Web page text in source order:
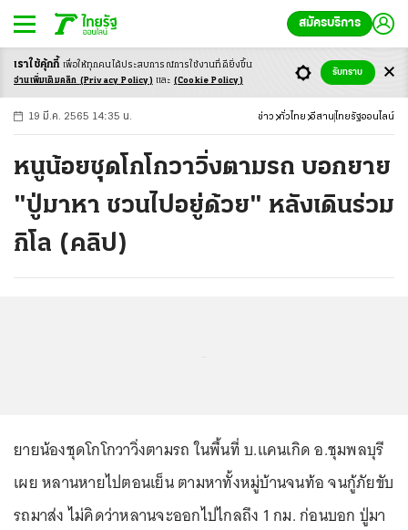
สมัครบริการ
-ก ก ก+
19 มี.ค. 2565 14:35 น. ข่าว ทั่วไทย อีสาน ไทยรัฐออนไลน์
หนูน้อยชุดโกโกวาวิ่งตามรถ บอกยาย
"ปู่มาหา ชวนไปอยู่ด้วย" หลังเดินร่วม
กิโล (คลิป)
ยายน้องชุดโกโกวาวิ่งตามรถ ในพื้นที่ บ.แคนเกิด อ.ชุมพลบุรี
เผย หลานหายไปตอนเย็น ตามหาทั้งหมู่บ้านจนท้อ จนกู้ภัยขับ
รถมาส่ง ไม่คิดว่าหลานจะออกไปไกลถึง 1 กม. ก่อนบอก ปู่มา
เราใช้คุ้กกี้ เพื่อให้ทุกคนได้ประสบการณ์การใช้งานที่ดียิ่งขึ้น
อ่านเพิ่มเติมคลิก (Privacy Policy) และ (Cookie Policy)
รับทราบ